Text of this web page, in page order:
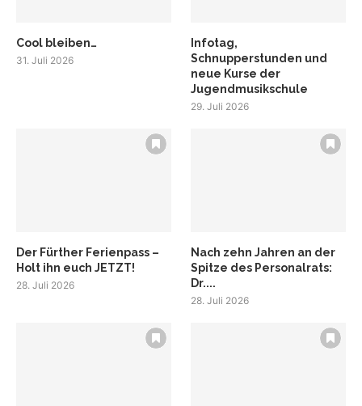
Cool bleiben…
31. Juli 2026
Infotag,
Schnupperstunden und
neue Kurse der
Jugendmusikschule
29. Juli 2026
Der Fürther Ferienpass –
Holt ihn euch JETZT!
28. Juli 2026
Nach zehn Jahren an der
Spitze des Personalrats:
Dr....
28. Juli 2026